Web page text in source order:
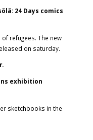
24 Days comics
refugees. The new
on saturday.
exhibition
sketchbooks in the